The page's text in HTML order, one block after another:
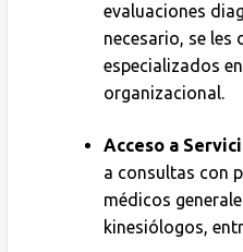
evaluaciones
necesario, se les
especializados
organizacional.
Acceso a
a consultas con
médicos
kinesiólogos,